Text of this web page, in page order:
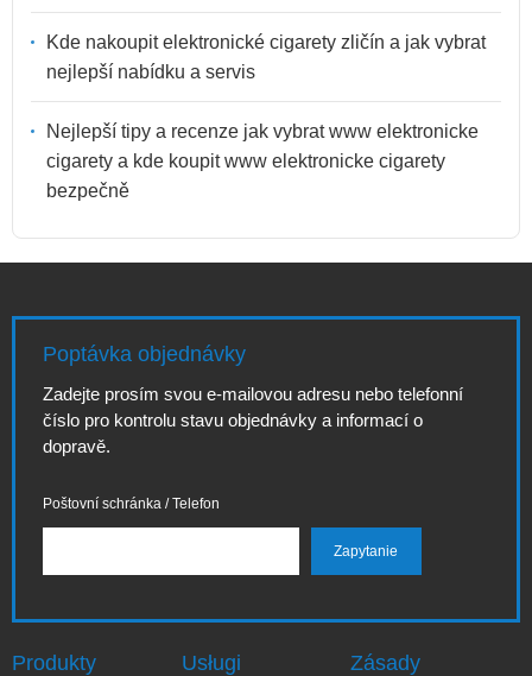
Kde nakoupit elektronické cigarety zličín a jak vybrat
nejlepší nabídku a servis
Nejlepší tipy a recenze jak vybrat www elektronicke
cigarety a kde koupit www elektronicke cigarety
bezpečně
Poptávka objednávky
Zadejte prosím svou e-mailovou adresu nebo telefonní
číslo pro kontrolu stavu objednávky a informací o
dopravě.
Poštovní schránka / Telefon
Produkty Usługi Zásady